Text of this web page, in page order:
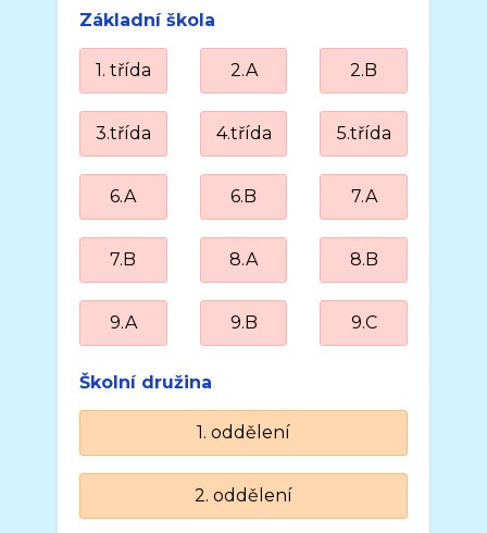
Základní škola
1. třída 2.A 2.B
3.třída 4.třída 5.třída
6.A 6.B 7.A
7.B 8.A 8.B
9.A 9.B 9.C
Školní družina
1. oddělení
2. oddělení